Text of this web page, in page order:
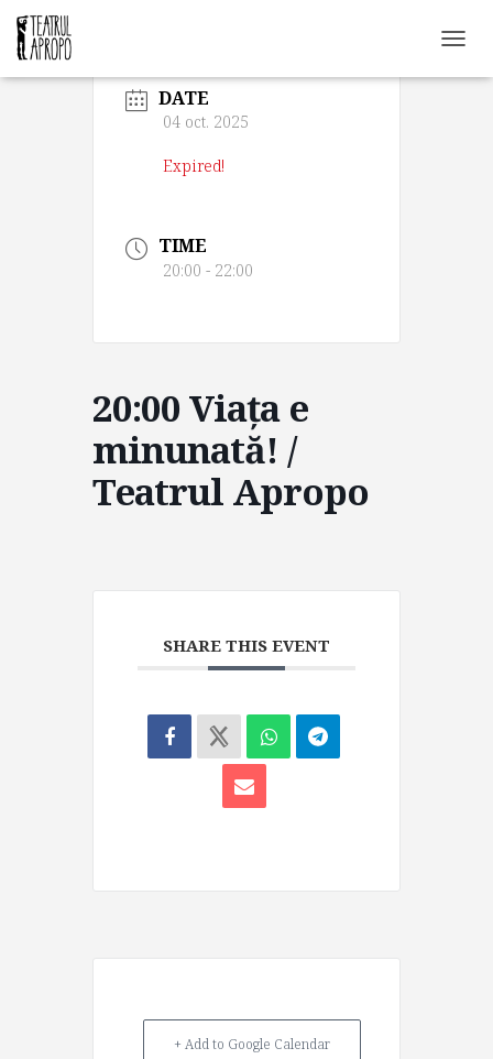
O
DATE
04 oct. 2025
Expired!
TIME
20:00 - 22:00
20:00 Viața e
minunată! /
Teatrul Apropo
SHARE THIS EVENT
+ Add to Google Calendar